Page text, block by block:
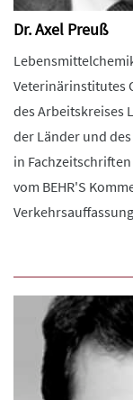
Dr. Axel Preuß
Veterinärinstitutes
des Arbeitskreises
der Länder und
in
vom BEHR'S